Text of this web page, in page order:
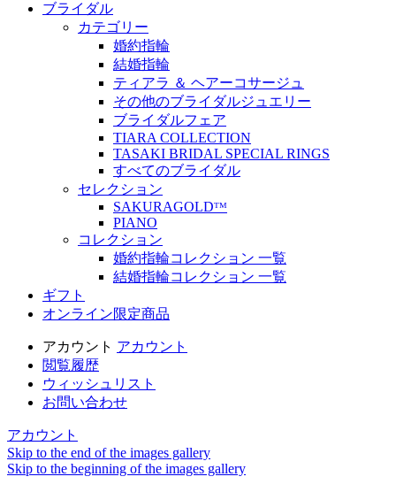
ブライダル
カテゴリー
婚約指輪
結婚指輪
ティアラ ＆ ヘアーコサージュ
その他のブライダルジュエリー
ブライダルフェア
TIARA COLLECTION
TASAKI BRIDAL SPECIAL RINGS
すべてのブライダル
セレクション
SAKURAGOLDᵀᴹ
PIANO
コレクション
婚約指輪コレクション 一覧
結婚指輪コレクション 一覧
ギフト
オンライン限定商品
アカウント アカウント
閲覧履歴
ウィッシュリスト
お問い合わせ
アカウント
Skip to the end of the images gallery
Skip to the beginning of the images gallery